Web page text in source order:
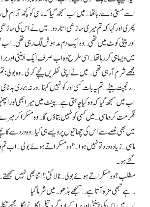
اسے مستی دے رہا تھا… میں اب سمجھ گیا کہ ماسی کو کچھ آرام
پھری اور کہا کہ تم میری ساڑھی اتار دو… میں نے اس کی
اور پیٹی کوٹ میں تھی… وہ ایک دم مدہوش لگ رہی تھی… اب
میں ویسا ہی کر رہا تھا… اسی طرح وہ اب صرف ایک پینٹی اور
مجھے شرم آ رہی تھی… میں نے اپنی نظریں نیچے کر لی… وہ بولی:
رنجیت بیٹے… تم یہ بات کسی اور کو نہیں کہنا… ورنہ ہماری بدنامی ہوگی…
اب میں سمجھ گیا کہ وہ کیا چاہتی ہے… پینٹ میں میرا بھی لورا
فکر مت کرو ماسی… میں کسی کو نہیں بتاؤں گا… وہ مسکرا کر
میں بھی غصے سے اس کی چھاتیوں پر ویسے ہی کیا… وہ درد سے
ماسی… زیادہ درد تو نہیں ہوا…؟ وہ مسکراتے ہوئے بولی… اب
گئے ہو۔
مطلب؟ وہ مسکراتے ہوئے بولی… نالائق؟ اتنا بھی نہیں
ہے تبھی مزہ آتا ہے… سمجھے بڈھو… میں شرما گیا…